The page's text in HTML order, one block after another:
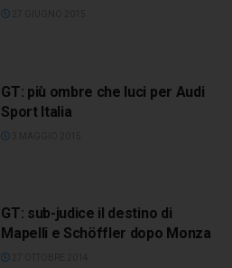
GT: più ombre che luci per Audi
Sport Italia
GT: sub-judice il destino di
Mapelli e Schöffler dopo Monza